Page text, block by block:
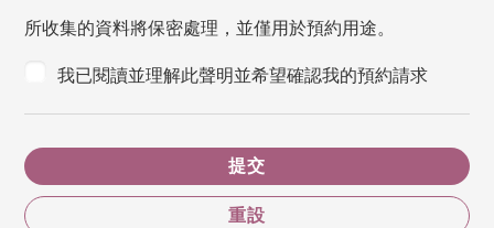
所收集的資料將保密處理，並僅用於預約用途。
我已閱讀並理解此聲明並希望確認我的預約請求
提交
重設